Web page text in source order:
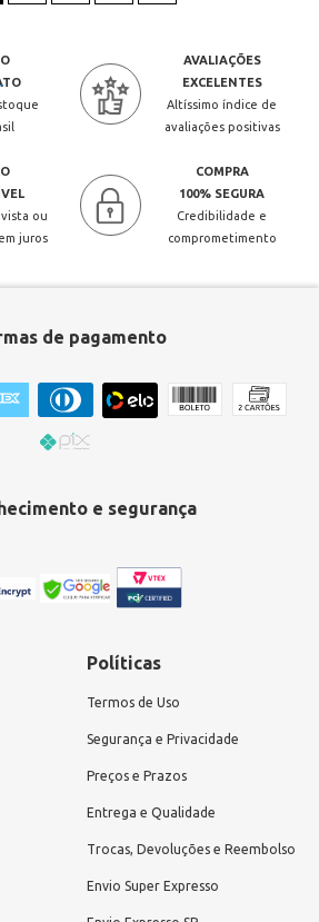
AVALIAÇÕES
EXCELENTES
Altíssimo índice de
avaliações positivas
ou
juros
COMPRA
100% SEGURA
Credibilidade e
comprometimento
de pagamento
e segurança
Políticas
Termos de Uso
Segurança e Privacidade
Preços e Prazos
Entrega e Qualidade
Trocas, Devoluções e Reembolso
Envio Super Expresso